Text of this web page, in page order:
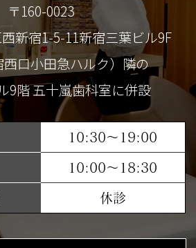
〒160-0023
新宿1-5-11新宿三葉ビル9F
西口小田急ハルク）隣の
9階 五十嵐歯科室に併設
10:30～19:00
10:00～18:30
休診